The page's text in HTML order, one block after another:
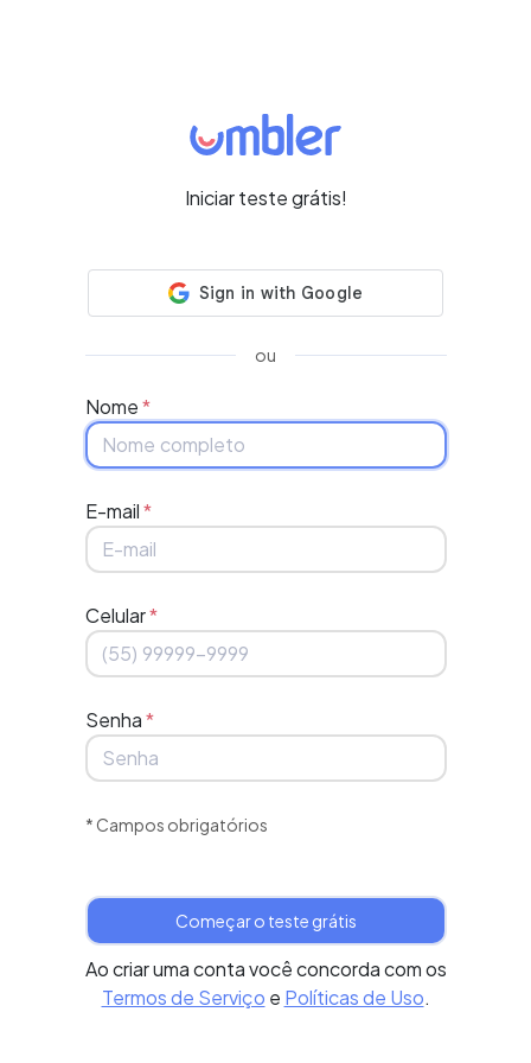
Iniciar teste grátis!
ou
Nome*
E-mail*
Celular*
Senha*
* Campos obrigatórios
Ao criar uma conta você concorda com os
Termos de Serviço e Políticas de Uso.